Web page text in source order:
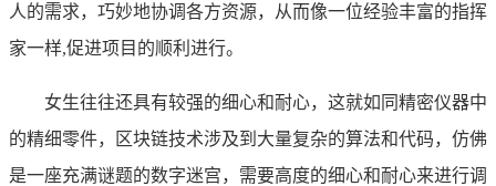
人的需求，巧妙地协调各方资源，从而像一位经验丰富的指挥
家一样,促进项目的顺利进行。
女生往往还具有较强的细心和耐心，这就如同精密仪器中
的精细零件，区块链技术涉及到大量复杂的算法和代码，仿佛
是一座充满谜题的数字迷宫，需要高度的细心和耐心来进行调